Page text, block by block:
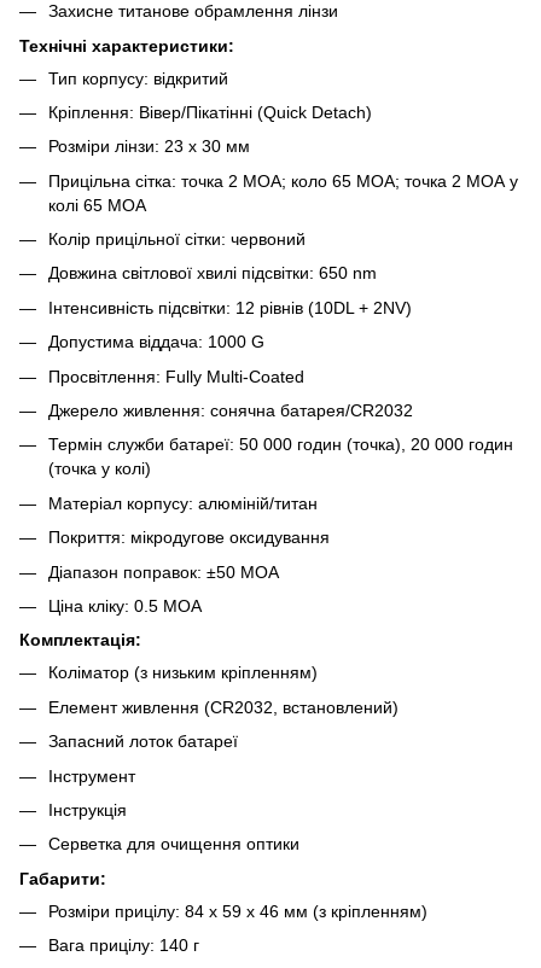
Захисне титанове обрамлення лінзи
Технічні характеристики:
Тип корпусу: відкритий
Кріплення: Вівер/Пікатінні (Quick Detach)
Розміри лінзи: 23 x 30 мм
Прицільна сітка: точка 2 МОА; коло 65 МОА; точка 2 МОА у
колі 65 МОА
Колір прицільної сітки: червоний
Довжина світлової хвилі підсвітки: 650 nm
Інтенсивність підсвітки: 12 рівнів (10DL + 2NV)
Допустима віддача: 1000 G
Просвітлення: Fully Multi-Coated
Джерело живлення: сонячна батарея/CR2032
Термін служби батареї: 50 000 годин (точка), 20 000 годин
(точка у колі)
Матеріал корпусу: алюміній/титан
Покриття: мікродугове оксидування
Діапазон поправок: ±50 МОА
Ціна кліку: 0.5 МОА
Комплектація:
Коліматор (з низьким кріпленням)
Елемент живлення (CR2032, встановлений)
Запасний лоток батареї
Інструмент
Інструкція
Серветка для очищення оптики
Габарити:
Розміри прицілу: 84 х 59 х 46 мм (з кріпленням)
Вага прицілу: 140 г